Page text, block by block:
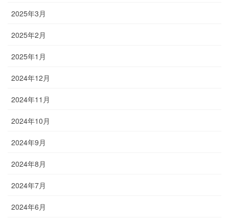
2025年3月
2025年2月
2025年1月
2024年12月
2024年11月
2024年10月
2024年9月
2024年8月
2024年7月
2024年6月